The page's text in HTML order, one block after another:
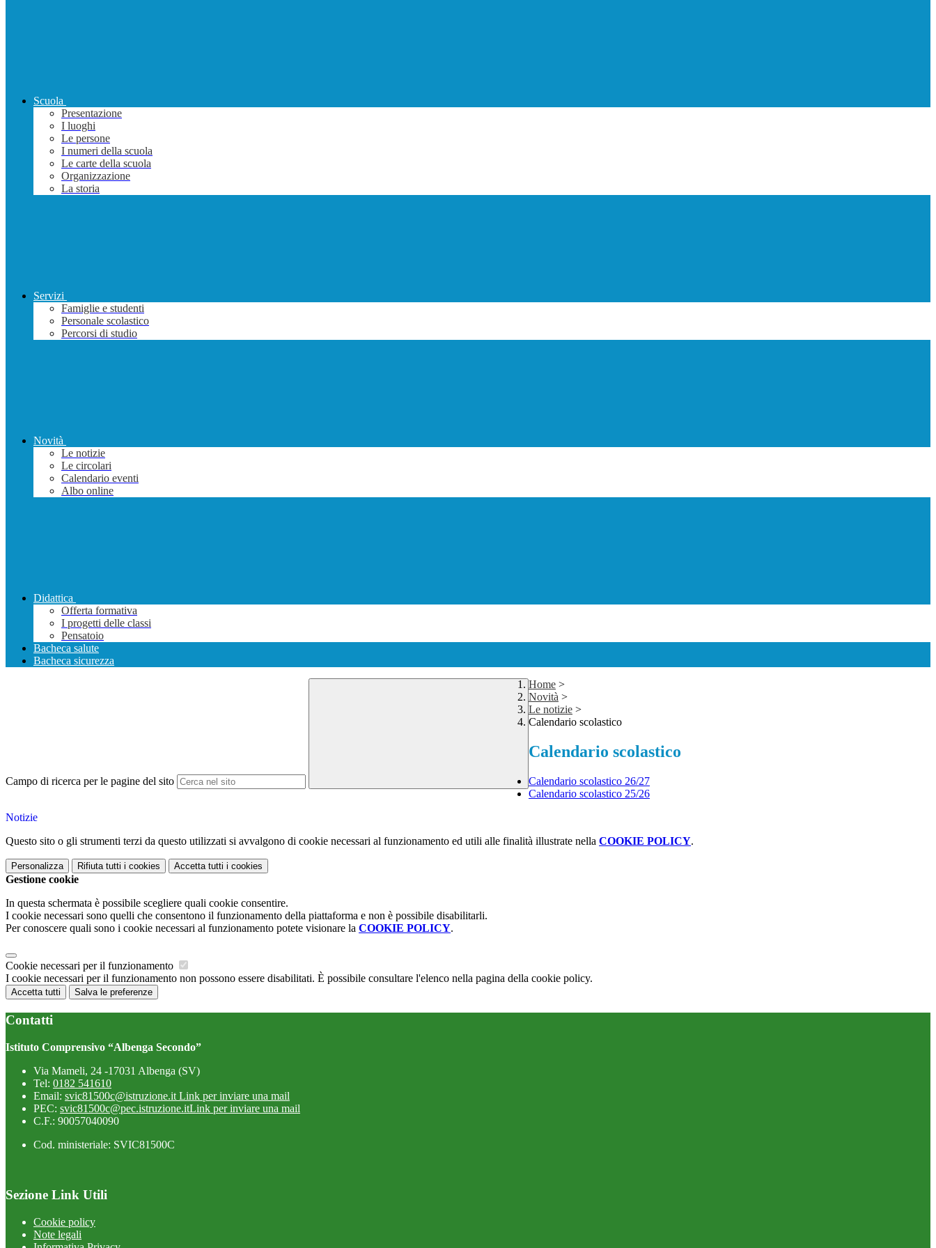
Scuola
Presentazione
I luoghi
Le persone
I numeri della scuola
Le carte della scuola
Organizzazione
La storia
Servizi
Famiglie e studenti
Personale scolastico
Percorsi di studio
Novità
Le notizie
Le circolari
Calendario eventi
Albo online
Didattica
Offerta formativa
I progetti delle classi
Pensatoio
Bacheca salute
Bacheca sicurezza
Campo di ricerca per le pagine del sito
Home >
Novità >
Le notizie >
Calendario scolastico
Calendario scolastico
Calendario scolastico 26/27
Calendario scolastico 25/26
Notizie
Questo sito o gli strumenti terzi da questo utilizzati si avvalgono di cookie necessari al funzionamento ed utili alle finalità illustrate nella COOKIE POLICY.
Personalizza Rifiuta tutti i cookies Accetta tutti i cookies
Gestione cookie
In questa schermata è possibile scegliere quali cookie consentire.
I cookie necessari sono quelli che consentono il funzionamento della piattaforma e non è possibile disabilitarli.
Per conoscere quali sono i cookie necessari al funzionamento potete visionare la COOKIE POLICY.
Cookie necessari per il funzionamento
I cookie necessari per il funzionamento non possono essere disabilitati. È possibile consultare l'elenco nella pagina della cookie policy.
Accetta tutti Salva le preferenze
Contatti
Istituto Comprensivo “Albenga Secondo”
Via Mameli, 24 -17031 Albenga (SV)
Tel: 0182 541610
Email: svic81500c@istruzione.it Link per inviare una mail
PEC: svic81500c@pec.istruzione.itLink per inviare una mail
C.F.: 90057040090
Cod. ministeriale: SVIC81500C
Sezione Link Utili
Cookie policy
Note legali